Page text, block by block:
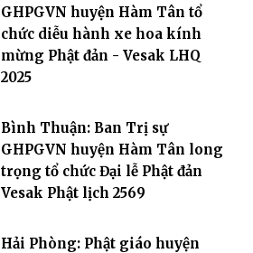
GHPGVN huyện Hàm Tân tổ
chức diễu hành xe hoa kính
mừng Phật đản - Vesak LHQ
2025
Bình Thuận: Ban Trị sự
GHPGVN huyện Hàm Tân long
trọng tổ chức Đại lễ Phật đản
Vesak Phật lịch 2569
Hải Phòng: Phật giáo huyện